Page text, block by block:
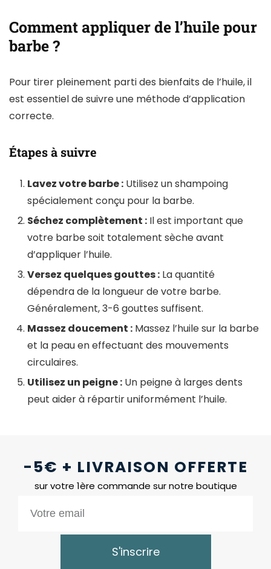
Comment appliquer de l’huile pour
barbe ?
Pour tirer pleinement parti des bienfaits de l’huile, il
est essentiel de suivre une méthode d’application
correcte.
Étapes à suivre
Lavez votre barbe : Utilisez un shampoing
spécialement conçu pour la barbe.
Séchez complètement : Il est important que
votre barbe soit totalement sèche avant
d’appliquer l’huile.
Versez quelques gouttes : La quantité
dépendra de la longueur de votre barbe.
Généralement, 3-6 gouttes suffisent.
Massez doucement : Massez l’huile sur la barbe
et la peau en effectuant des mouvements
circulaires.
Utilisez un peigne : Un peigne à larges dents
peut aider à répartir uniformément l’huile.
-5€ + LIVRAISON OFFERTE
sur votre 1ère commande sur notre boutique
S'inscrire